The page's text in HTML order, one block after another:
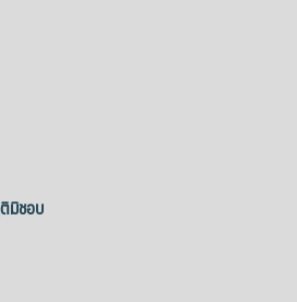
คณะรัฐมนตรีมีมติ
คลองวังโตนด
7,200 ล้านบาท
น 7 ปี (พ.ศ. 2570–
มจุ 99.50 ล้าน
บสนุนพื้นที่
เพิ่ม
มิชอบ